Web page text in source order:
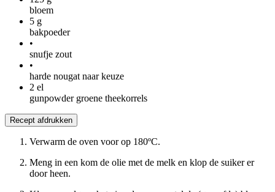
bloem
5 g
bakpoeder
•
snufje zout
•
harde nougat naar keuze
2 el
gunpowder groene theekorrels
Recept afdrukken
Verwarm de oven voor op 180ºC.
Meng in een kom de olie met de melk en klop de suiker er
door heen.